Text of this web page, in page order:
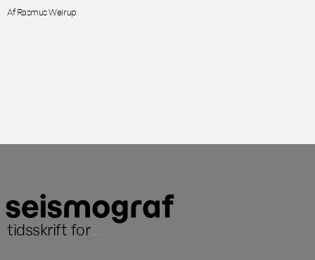
Af Rasmus Weirup
tidsskrift for...